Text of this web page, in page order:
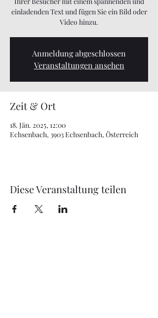
einladenden Text und fügen Sie ein Bild oder
Video hinzu.
Anmeldung abgeschlossen
Veranstaltungen ansehen
Zeit & Ort
18. Jän. 2025, 12:00
Echsenbach, 3903 Echsenbach, Österreich
Diese Veranstaltung teilen